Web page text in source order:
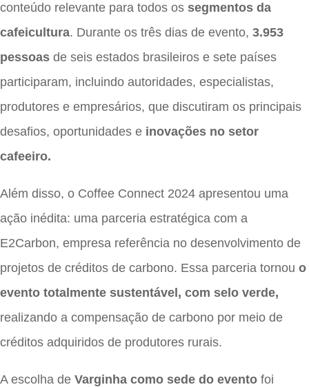
conteúdo relevante para todos os segmentos da
cafeicultura. Durante os três dias de evento, 3.953
pessoas de seis estados brasileiros e sete países
participaram, incluindo autoridades, especialistas,
produtores e empresários, que discutiram os principais
desafios, oportunidades e inovações no setor
cafeeiro.
Além disso, o Coffee Connect 2024 apresentou uma
ação inédita: uma parceria estratégica com a
E2Carbon, empresa referência no desenvolvimento de
projetos de créditos de carbono. Essa parceria tornou o
evento totalmente sustentável, com selo verde,
realizando a compensação de carbono por meio de
créditos adquiridos de produtores rurais.
A escolha de Varginha como sede do evento foi